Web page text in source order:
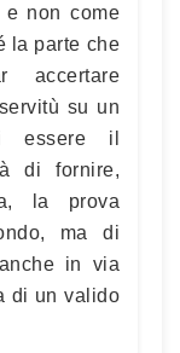
e non come
la parte che
su un
essere il
di fornire,
la prova
ma di
in via
di un valido